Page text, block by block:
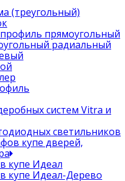
(треугольный)
прямоугольный
радиальный
систем Vitra и
светильников
купе дверей,
купе Идеал
купе Идеал-Дерево